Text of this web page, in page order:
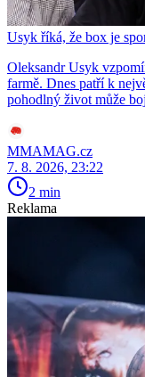
Usyk říká, že box je
Oleksandr Usyk
farmě. Dnes patří k
pohodlný život může
MMAMAG.cz
7. 8. 2026, 23:22
2 min
Reklama